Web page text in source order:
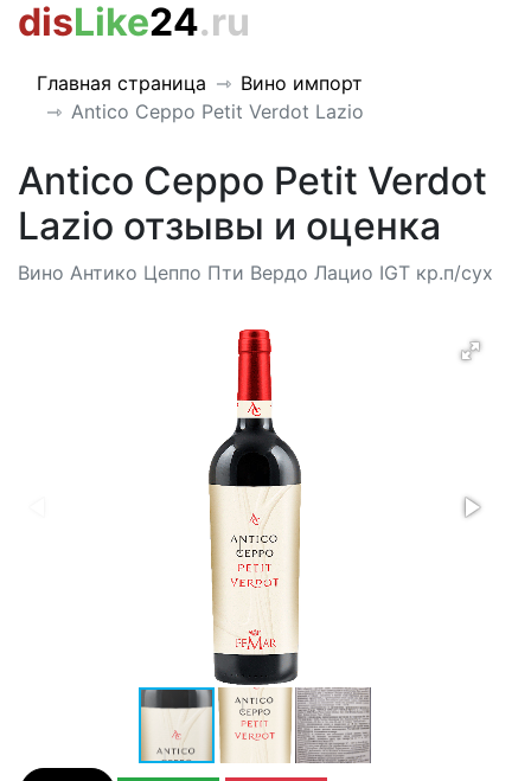
disLike24.ru
Главная страница
Вино импорт
Antico Ceppo Petit Verdot Lazio
Antico Ceppo Petit Verdot
Lazio отзывы и оценка
Вино Антико Цеппо Пти Вердо Лацио IGT кр.п/сух